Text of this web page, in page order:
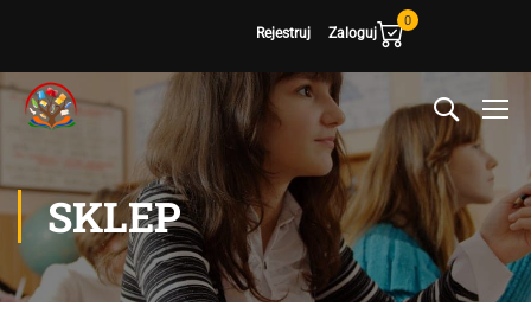
Rejestruj Zaloguj
0
SKLEP